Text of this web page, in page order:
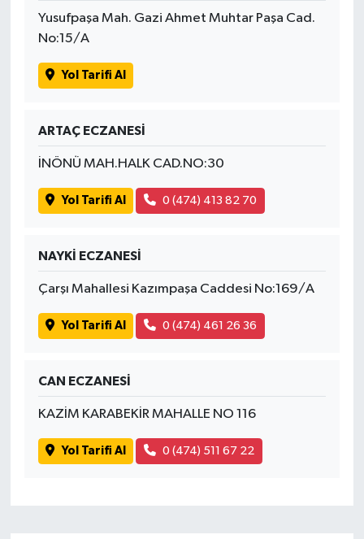
Yusufpaşa Mah. Gazi Ahmet Muhtar Paşa Cad.
No:15/A
Yol Tarifi Al
ARTAÇ ECZANESİ
İNÖNÜ MAH.HALK CAD.NO:30
Yol Tarifi Al 0 (474) 413 82 70
NAYKİ ECZANESİ
Çarşı Mahallesi Kazımpaşa Caddesi No:169/A
Yol Tarifi Al 0 (474) 461 26 36
CAN ECZANESİ
KAZİM KARABEKİR MAHALLE NO 116
Yol Tarifi Al 0 (474) 511 67 22
Susurluk
TARİHTE BUGÜN
Trend
TÜRKİYE
YAŞAM